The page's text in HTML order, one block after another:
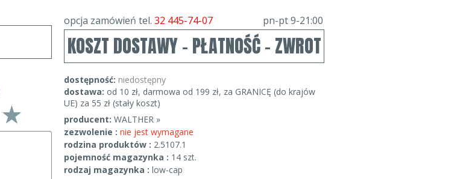
opcja zamówień tel. 32 445-74-07 pn-pt 9-21:00
KOSZT DOSTAWY - PŁATNOŚĆ - ZWROT
dostępność: niedostępny
dostawa: od 10 zł, darmowa od 199 zł, za GRANICĘ (do krajów
UE) za 55 zł (stały koszt)
producent: WALTHER »
zezwolenie : nie jest wymagane
rodzina produktów : 2.5107.1
pojemność magazynka : 14 szt.
rodzaj magazynka : low-cap